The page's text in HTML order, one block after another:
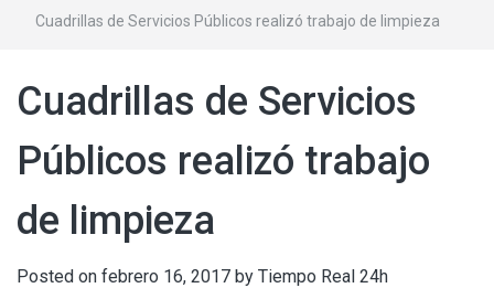
Cuadrillas de Servicios Públicos realizó trabajo de limpieza
Cuadrillas de Servicios
Públicos realizó trabajo
de limpieza
Posted on febrero 16, 2017 by Tiempo Real 24h